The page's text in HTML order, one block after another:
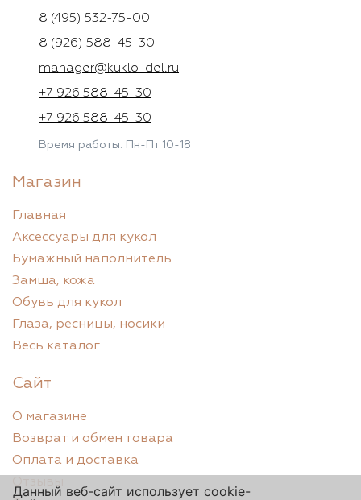
8 (495) 532-75-00
8 (926) 588-45-30
manager@kuklo-del.ru
+7 926 588-45-30
+7 926 588-45-30
Время работы: Пн-Пт 10-18
Магазин
Главная
Аксессуары для кукол
Бумажный наполнитель
Замша, кожа
Обувь для кукол
Глаза, ресницы, носики
Весь каталог
Сайт
О магазине
Возврат и обмен товара
Оплата и доставка
Данный веб-сайт использует cookie-